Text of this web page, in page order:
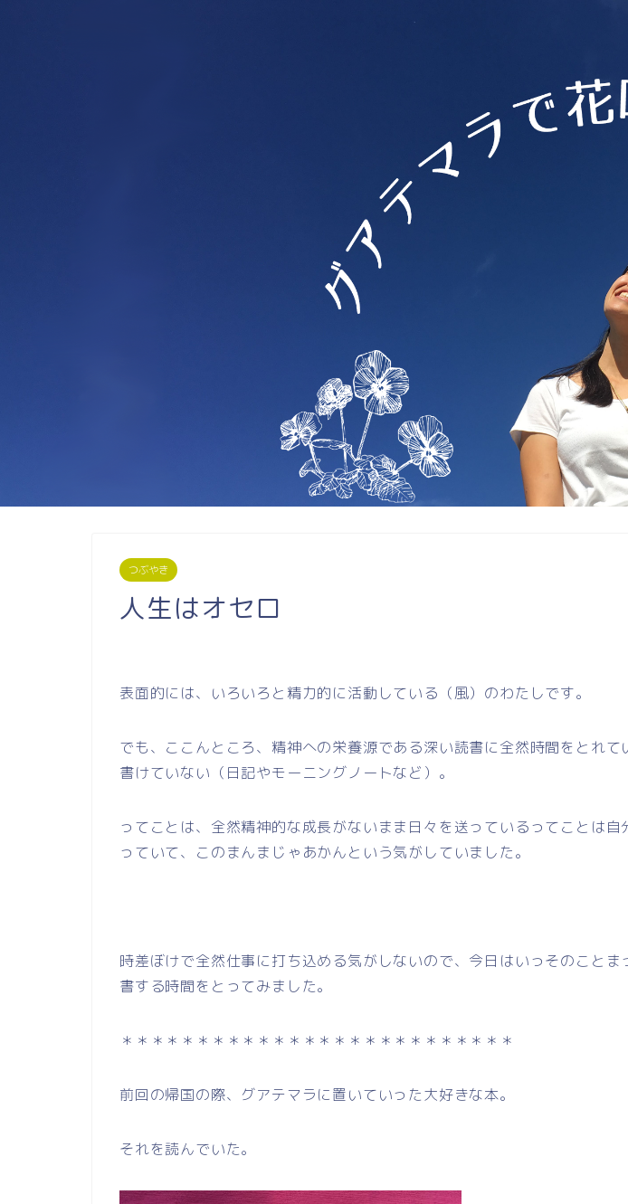
つぶやき
人生はオセロ
表面的には、いろいろと精力的に活動している（風）のわたしです。
でも、ここんところ、精神への栄養源である深い読書に全然時間をとれて
書けていない（日記やモーニングノートなど）。
ってことは、全然精神的な成長がないまま日々を送っているってことは自
っていて、このまんまじゃあかんという気がしていました。
時差ぼけで全然仕事に打ち込める気がしないので、今日はいっそのことま
書する時間をとってみました。
＊＊＊＊＊＊＊＊＊＊＊＊＊＊＊＊＊＊＊＊＊＊＊＊＊＊
前回の帰国の際、グアテマラに置いていった大好きな本。
それを読んでいた。